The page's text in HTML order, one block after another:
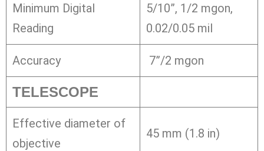
Minimum Digital
Reading
5/10”, 1/2 mgon,
0.02/0.05 mil
Accuracy 7”/2 mgon
TELESCOPE
Effective diameter of
objective
45 mm (1.8 in)